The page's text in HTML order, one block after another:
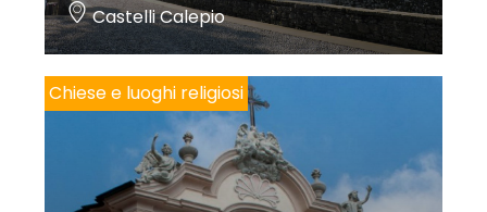
Castelli Calepio
Chiese e luoghi religiosi